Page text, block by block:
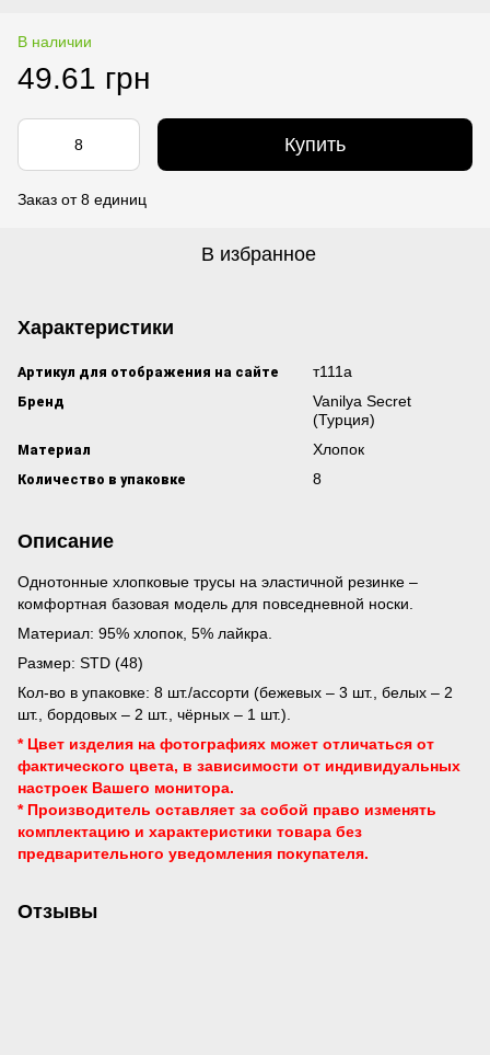
В наличии
49.61 грн
Купить
Заказ от 8 единиц
В избранное
Характеристики
Артикул для отображения на сайте т111а
Бренд
Vanilya Secret
(Турция)
Материал Хлопок
Количество в упаковке 8
Описание
Однотонные хлопковые трусы на эластичной резинке –
комфортная базовая модель для повседневной носки.
Материал: 95% хлопок, 5% лайкра.
Размер: STD (48)
Кол-во в упаковке: 8 шт./ассорти (бежевых – 3 шт., белых – 2
шт., бордовых – 2 шт., чёрных – 1 шт.).
* Цвет изделия на фотографиях может отличаться от
фактического цвета, в зависимости от индивидуальных
настроек Вашего монитора.
* Производитель оставляет за собой право изменять
комплектацию и характеристики товара без
предварительного уведомления покупателя.
Отзывы